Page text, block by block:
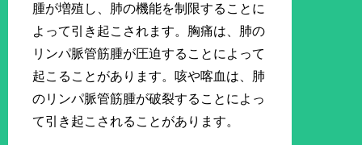
腫が増殖し、肺の機能を制限することに
よって引き起こされます。胸痛は、肺の
リンパ脈管筋腫が圧迫することによって
起こることがあります。咳や喀血は、肺
のリンパ脈管筋腫が破裂することによっ
て引き起こされることがあります。